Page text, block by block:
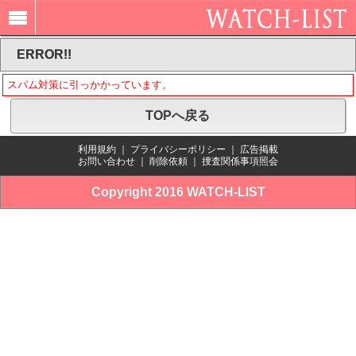
ERROR!!
スパム対策に引っかかっています。
TOPへ戻る
利用規約 プライバシーポリシー
広告掲載
お問い合わせ
削除依頼 捜査関係事項照会
Copyright 2016 WATCH-LIST